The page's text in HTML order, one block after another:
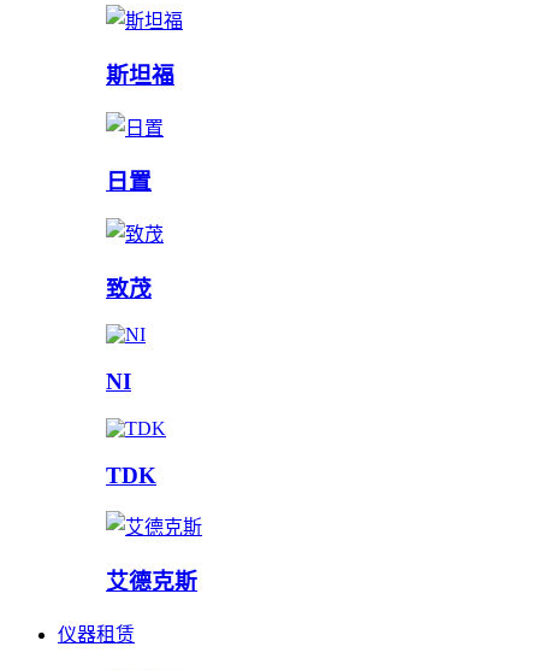
斯坦福
日置
致茂
NI
TDK
艾德克斯
仪器租赁